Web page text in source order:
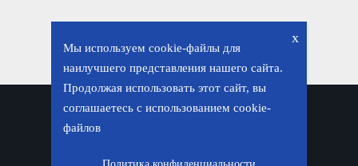
x
Мы используем cookie-файлы для
наилучшего представления нашего сайта.
Продолжая использовать этот сайт, вы
соглашаетесь с использованием cookie-
файлов